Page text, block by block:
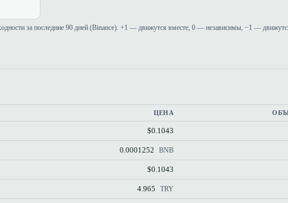
за последние 90 дней (Binance). +1 — движутся вместе, 0 — независимы, −1 —
ЦЕНА
$0.1043
0.0001252 BNB
$0.1043
4.965 TRY